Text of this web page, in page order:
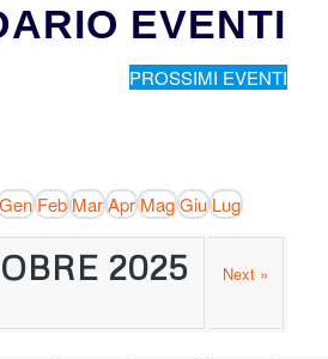
EVENTI
PROSSIMI EVENTI
FebMarAprMagGiuLug
2025 Next »